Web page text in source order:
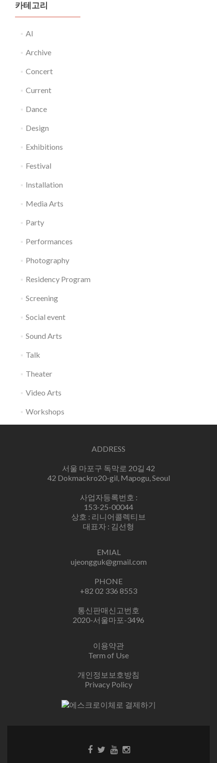
카테고리
AI
Archive
Concert
Current
Dance
Design
Exhibitions
Festival
Installation
Media Arts
Party
Performances
Photography
Residency Program
Screening
Social event
Sound Arts
Talk
Theater
Video Arts
Workshops
ADDRESS
서울 마포구 독막로 20길 42
42 Dokmackro20-gil, Mapogu, Seoul
사업자등록번호 :
153-25-00044
상호 : 리니어콜렉티브
대표자 : 김선형
EMIAL
ujeongguk@gmail.com
PHONE
+82 02 336 8553
통신판매신고번호
2020-서울마포-3496
이용약관
Term of Use
개인정보보호방침
Privacy Policy